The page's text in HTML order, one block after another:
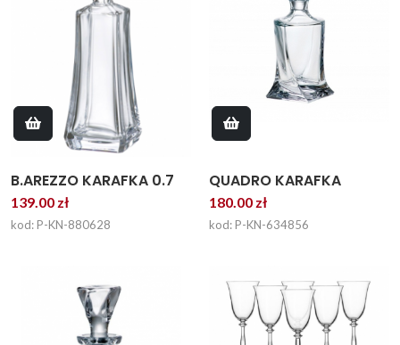
B.AREZZO KARAFKA 0.7
139.00 zł
kod: P-KN-880628
QUADRO KARAFKA
180.00 zł
kod: P-KN-634856